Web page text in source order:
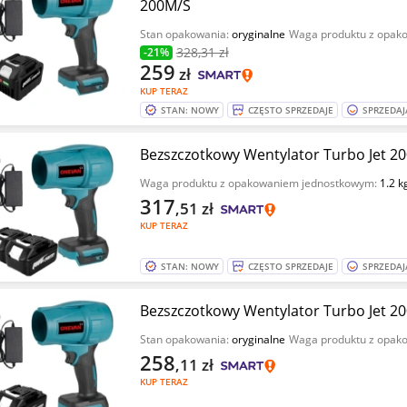
200M/S
Stan opakowania:oryginalne Waga produktu z
-21% 328,31 zł
KUP TERAZ
259 zł
STAN: NOWY CZĘSTO SPRZEDAJE
Bezszczotkowy Wentylator Turbo Jet
Waga produktu z opakowaniem jednostkowym: 1.2
KUP TERAZ
317,51 zł
STAN: NOWY CZĘSTO SPRZEDAJE
Bezszczotkowy Wentylator Turbo Jet
Stan opakowania:oryginalne Waga produktu z
KUP TERAZ
258,11 zł